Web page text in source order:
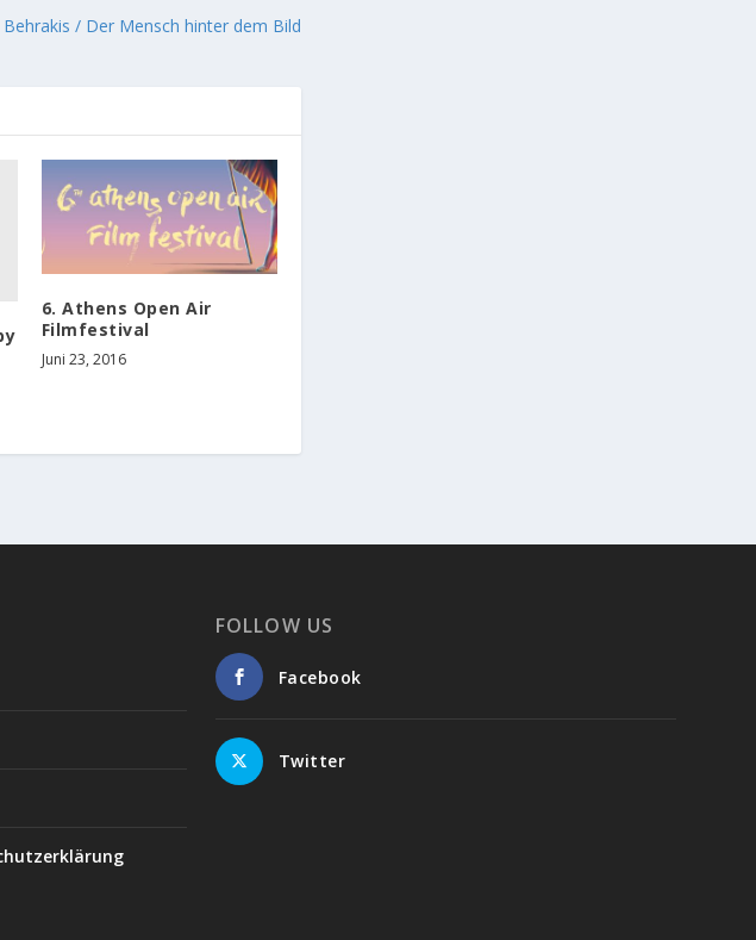
Behrakis / Der Mensch hinter dem Bild
6. Athens Open Air
Filmfestival
Juni 23, 2016
FOLLOW US
Facebook
Twitter